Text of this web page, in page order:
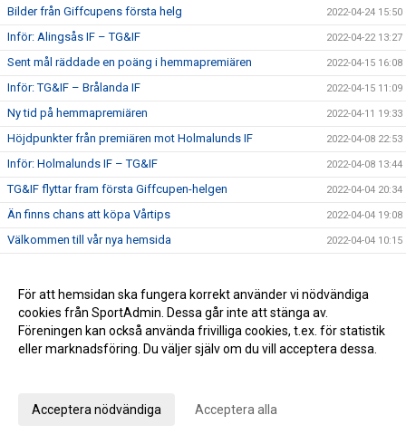
Bilder från Giffcupens första helg 2022-04-24 15:50
Inför: Alingsås IF – TG&IF 2022-04-22 13:27
Sent mål räddade en poäng i hemmapremiären 2022-04-15 16:08
Inför: TG&IF – Brålanda IF 2022-04-15 11:09
Ny tid på hemmapremiären 2022-04-11 19:33
Höjdpunkter från premiären mot Holmalunds IF 2022-04-08 22:53
Inför: Holmalunds IF – TG&IF 2022-04-08 13:44
TG&IF flyttar fram första Giffcupen-helgen 2022-04-04 20:34
Än finns chans att köpa Vårtips 2022-04-04 19:08
Välkommen till vår nya hemsida 2022-04-04 10:15
Bra årspremiär av juniorlaget mot Folkabo 2022-03-24 16:48
INFO Nya huvudentrèn 2022-03-24 12:27
Entrèn 2022-03-15 08:41
Inför: TG&IF – Vänersborgs FK (träningsmatch)
För att hemsidan ska fungera korrekt använder vi nödvändiga
cookies från SportAdmin. Dessa går inte att stänga av.
Föreningen kan också använda frivilliga cookies, t.ex. för statistik
eller marknadsföring. Du väljer själv om du vill acceptera dessa.
Acceptera nödvändiga Acceptera alla